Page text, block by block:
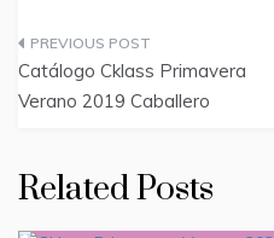
Post
navigation
Catálogo Cklass Primavera
Verano 2019 Caballero
Related Posts